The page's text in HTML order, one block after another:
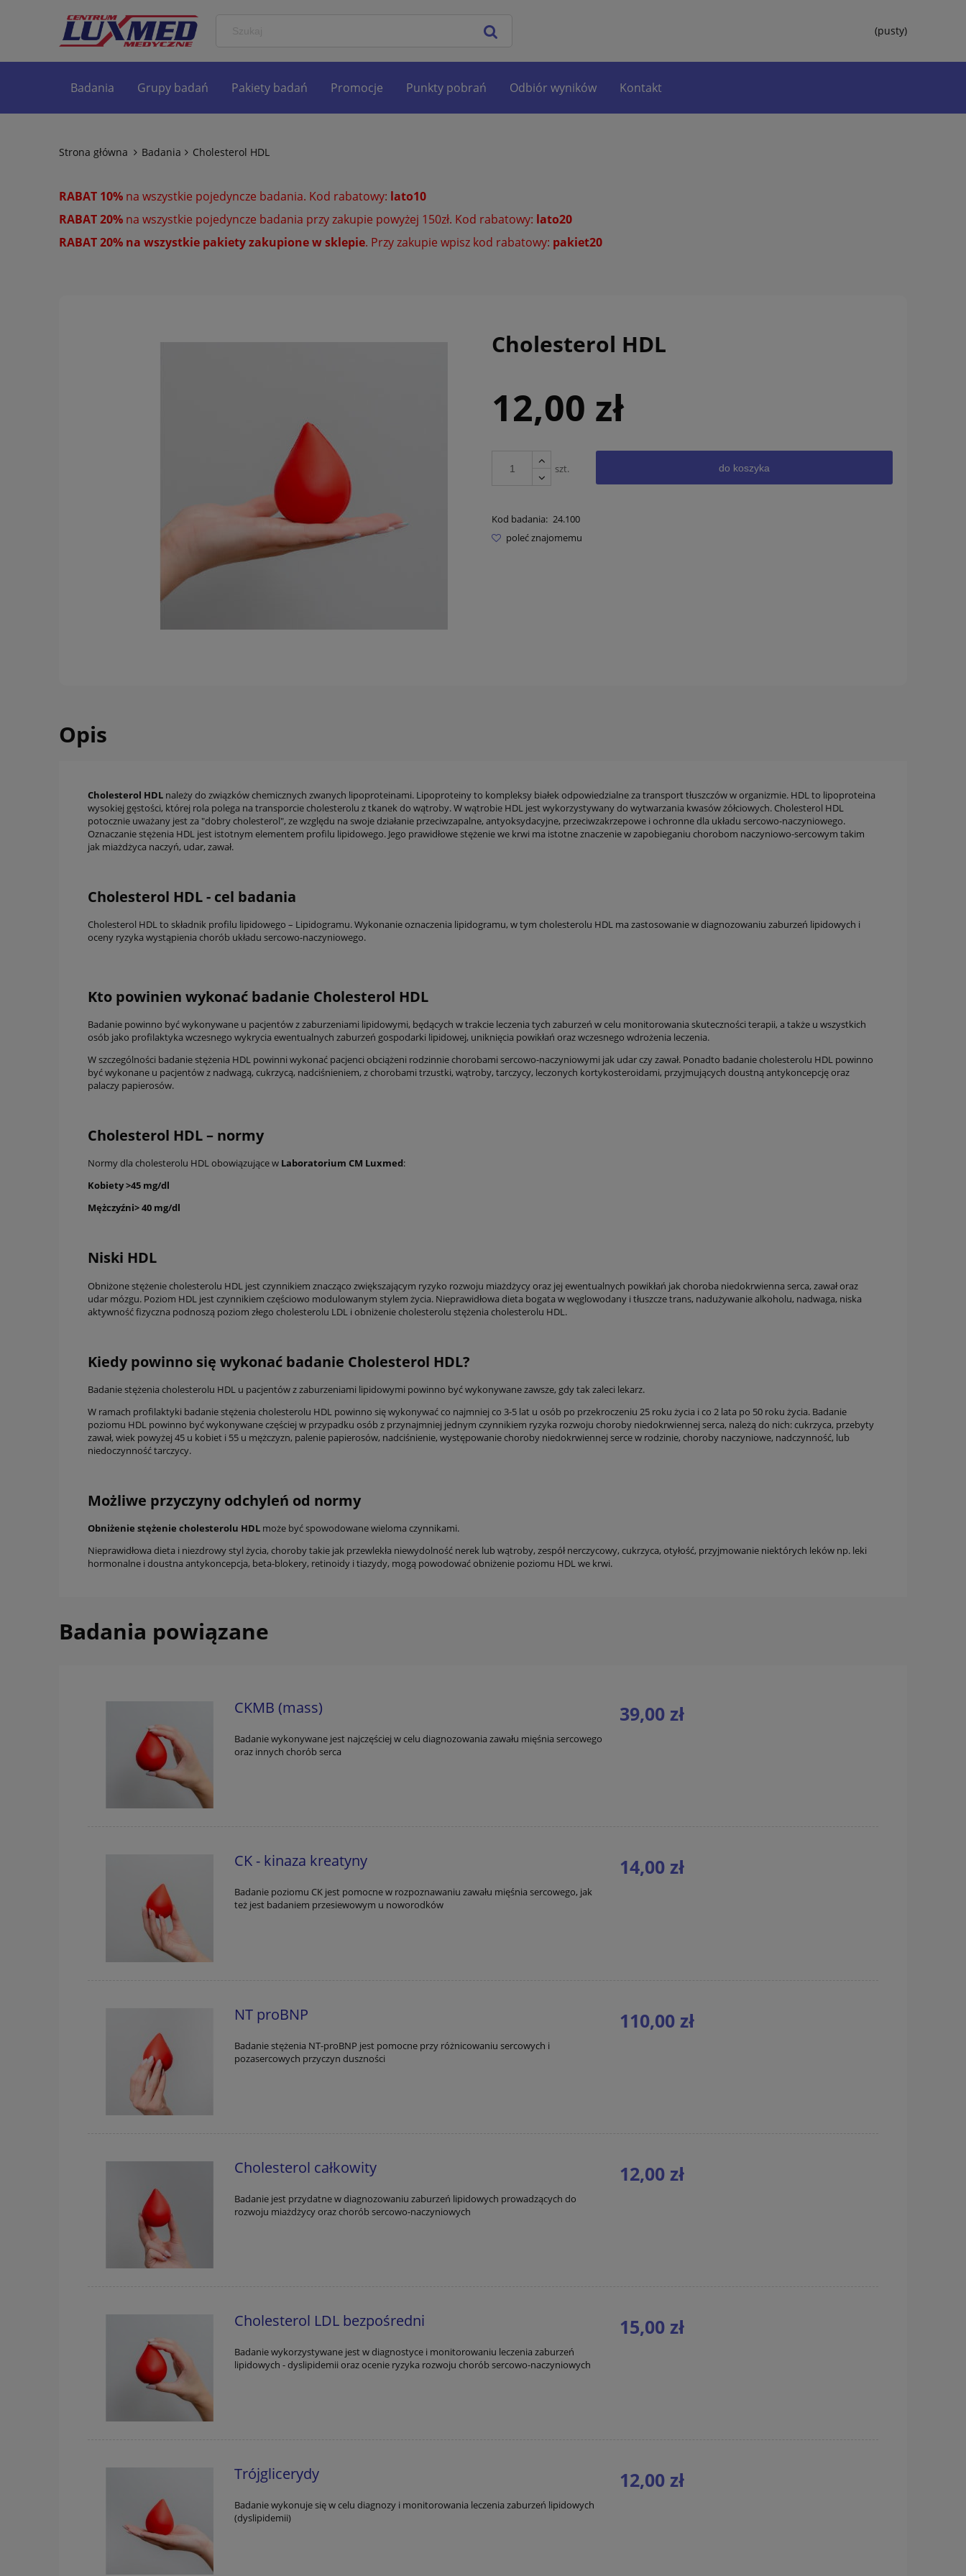
(pusty)
Badania Grupy badań Pakiety badań Promocje Punkty pobrań Odbiór wyników Kontakt
Strona główna Badania Cholesterol HDL
RABAT 10% na wszystkie pojedyncze badania. Kod rabatowy: lato10
RABAT 20% na wszystkie pojedyncze badania przy zakupie powyżej 150zł. Kod rabatowy: lato20
RABAT 20% na wszystkie pakiety zakupione w sklepie. Przy zakupie wpisz kod rabatowy: pakiet20
Cholesterol HDL
12,00 zł
szt. do koszyka
Kod badania: 24.100
poleć znajomemu
Opis
Cholesterol HDL należy do związków chemicznych zwanych lipoproteinami. Lipoproteiny to kompleksy białek odpowiedzialne za transport tłuszczów w organizmie. HDL to lipoproteina
wysokiej gęstości, której rola polega na transporcie cholesterolu z tkanek do wątroby. W wątrobie HDL jest wykorzystywany do wytwarzania kwasów żółciowych. Cholesterol HDL
potocznie uważany jest za "dobry cholesterol", ze względu na swoje działanie przeciwzapalne, antyoksydacyjne, przeciwzakrzepowe i ochronne dla układu sercowo-naczyniowego.
Oznaczanie stężenia HDL jest istotnym elementem profilu lipidowego. Jego prawidłowe stężenie we krwi ma istotne znaczenie w zapobieganiu chorobom naczyniowo-sercowym takim
jak miażdżyca naczyń, udar, zawał.
Cholesterol HDL - cel badania
Cholesterol HDL to składnik profilu lipidowego – Lipidogramu. Wykonanie oznaczenia lipidogramu, w tym cholesterolu HDL ma zastosowanie w diagnozowaniu zaburzeń lipidowych i
oceny ryzyka wystąpienia chorób układu sercowo-naczyniowego.
Kto powinien wykonać badanie Cholesterol HDL
Badanie powinno być wykonywane u pacjentów z zaburzeniami lipidowymi, będących w trakcie leczenia tych zaburzeń w celu monitorowania skuteczności terapii, a także u wszystkich
osób jako profilaktyka wczesnego wykrycia ewentualnych zaburzeń gospodarki lipidowej, uniknięcia powikłań oraz wczesnego wdrożenia leczenia.
W szczególności badanie stężenia HDL powinni wykonać pacjenci obciążeni rodzinnie chorobami sercowo-naczyniowymi jak udar czy zawał. Ponadto badanie cholesterolu HDL powinno
być wykonane u pacjentów z nadwagą, cukrzycą, nadciśnieniem, z chorobami trzustki, wątroby, tarczycy, leczonych kortykosteroidami, przyjmujących doustną antykoncepcję oraz
palaczy papierosów.
Cholesterol HDL – normy
Normy dla cholesterolu HDL obowiązujące w Laboratorium CM Luxmed:
Kobiety >45 mg/dl
Mężczyźni> 40 mg/dl
Niski HDL
Obniżone stężenie cholesterolu HDL jest czynnikiem znacząco zwiększającym ryzyko rozwoju miażdżycy oraz jej ewentualnych powikłań jak choroba niedokrwienna serca, zawał oraz
udar mózgu. Poziom HDL jest czynnikiem częściowo modulowanym stylem życia. Nieprawidłowa dieta bogata w węglowodany i tłuszcze trans, nadużywanie alkoholu, nadwaga, niska
aktywność fizyczna podnoszą poziom złego cholesterolu LDL i obniżenie cholesterolu stężenia cholesterolu HDL.
Kiedy powinno się wykonać badanie Cholesterol HDL?
Badanie stężenia cholesterolu HDL u pacjentów z zaburzeniami lipidowymi powinno być wykonywane zawsze, gdy tak zaleci lekarz.
W ramach profilaktyki badanie stężenia cholesterolu HDL powinno się wykonywać co najmniej co 3-5 lat u osób po przekroczeniu 25 roku życia i co 2 lata po 50 roku życia. Badanie
poziomu HDL powinno być wykonywane częściej w przypadku osób z przynajmniej jednym czynnikiem ryzyka rozwoju choroby niedokrwiennej serca, należą do nich: cukrzyca, przebyty
zawał, wiek powyżej 45 u kobiet i 55 u mężczyzn, palenie papierosów, nadciśnienie, występowanie choroby niedokrwiennej serce w rodzinie, choroby naczyniowe, nadczynność, lub
niedoczynność tarczycy.
Możliwe przyczyny odchyleń od normy
Obniżenie stężenie cholesterolu HDL może być spowodowane wieloma czynnikami.
Nieprawidłowa dieta i niezdrowy styl życia, choroby takie jak przewlekła niewydolność nerek lub wątroby, zespół nerczycowy, cukrzyca, otyłość, przyjmowanie niektórych leków np. leki
hormonalne i doustna antykoncepcja, beta-blokery, retinoidy i tiazydy, mogą powodować obniżenie poziomu HDL we krwi.
Badania powiązane
CKMB (mass)
Badanie wykonywane jest najczęściej w celu diagnozowania zawału mięśnia sercowego
oraz innych chorób serca
39,00 zł
CK - kinaza kreatyny
Badanie poziomu CK jest pomocne w rozpoznawaniu zawału mięśnia sercowego, jak
też jest badaniem przesiewowym u noworodków
14,00 zł
NT proBNP
Badanie stężenia NT-proBNP jest pomocne przy różnicowaniu sercowych i
pozasercowych przyczyn duszności
110,00 zł
Cholesterol całkowity
Badanie jest przydatne w diagnozowaniu zaburzeń lipidowych prowadzących do
rozwoju miażdżycy oraz chorób sercowo-naczyniowych
12,00 zł
Cholesterol LDL bezpośredni
Badanie wykorzystywane jest w diagnostyce i monitorowaniu leczenia zaburzeń
lipidowych - dyslipidemii oraz ocenie ryzyka rozwoju chorób sercowo-naczyniowych
15,00 zł
Trójglicerydy
Badanie wykonuje się w celu diagnozy i monitorowania leczenia zaburzeń lipidowych
(dyslipidemii)
12,00 zł